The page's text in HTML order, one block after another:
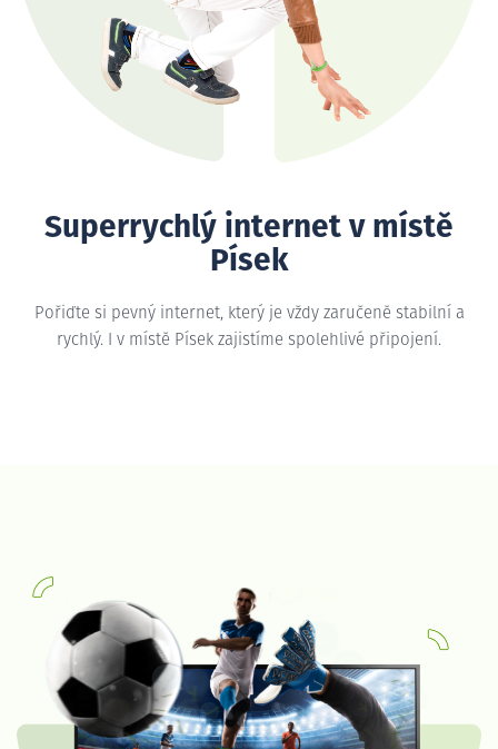
Superrychlý internet v místě
Písek
Pořiďte si pevný internet, který je vždy zaručeně stabilní a
rychlý. I v místě Písek zajistíme spolehlivé připojení.